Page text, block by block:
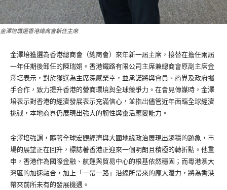
金澤培膺選香港總商會新任主席
金澤培獲選為香港總商會（總商會）來年新一屆主席，接替在擔任兩屆
一年任期後卸任的陳瑞娟。香港鐵路有限公司主席兼總商會原副主席金
澤培表示，對於獲選為主席深感榮幸，並承諾將與會員、商界及政府攜
手合作，致力提升香港的營商環境與全球競爭力。在會見傳媒時，金澤
培表示對香港的經濟發展表示充滿信心，並指出儘管近年面臨全球經濟
挑戰，本地商界仍展現出強大的韌性與靈活應變能力。
金澤培強調，隨著全球宏觀經濟與大國地緣政治展現出趨穩的跡象，市
場的展望正在回升，標誌著香港正迎來一個明朗且積極的轉折點。他重
申，香港作為國際金融、航運與貿易中心的根基依然穩固；而粵港澳大
灣區的加速融合，加上「一帶一路」沿線所帶來的龐大潛力，將為香港
帶來前所未有的發展機遇。